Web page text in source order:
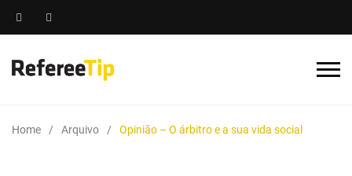
Home Arquivo Opinião – O árbitro e a sua vida social